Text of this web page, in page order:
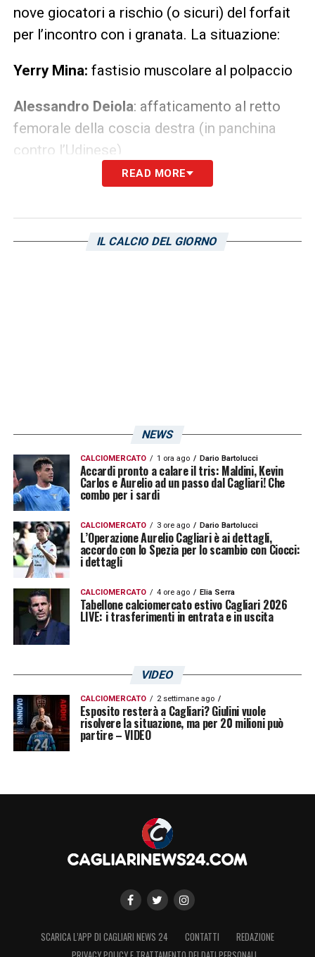
nove giocatori a rischio (o sicuri) del forfait
per l’incontro con i granata. La situazione:
Yerry Mina: fastisio muscolare al polpaccio
Alessandro Deiola: affaticamento al retto
femorale della coscia destra (in panchina
contro l’Udinese)
Joseph Liteta:lesione di basso grado ai
Othniël Raterink:leggero affaticamento
polpaccio destro
Riyad Idrissi:rottura del legamento crociato
anteriore del ginocchio sinistro
Mattia Felici:rottura del legamento crociato
del ginocchio sinistro con interessamento
del menisco mediale (stagione finita)
Ultimissime Cagliari LIVE: il caso Dossena-
Davis e la partita della Primavera
LA PLAYLIST DELLE NOSTRE TOP NEWS
READ MORE
IL CALCIO DEL GIORNO
NEWS
CALCIOMERCATO 1 ora ago Dario Bartolucci
Accardi pronto a calare il tris: Maldini, Kevin
Carlos e Aurelio ad un passo dal Cagliari! Che
combo per i sardi
CALCIOMERCATO 3 ore ago Dario Bartolucci
L’Operazione Aurelio Cagliari è ai dettagli,
accordo con lo Spezia per lo scambio con Ciocci:
i dettagli
CALCIOMERCATO 4 ore ago Elia Serra
Tabellone calciomercato estivo Cagliari 2026
LIVE: i trasferimenti in entrata e in uscita
VIDEO
CALCIOMERCATO 2 settimane ago
Esposito resterà a Cagliari? Giulini vuole
risolvere la situazione, ma per 20 milioni può
partire – VIDEO
SCARICA L’APP DI CAGLIARI NEWS 24 CONTATTI
REDAZIONE